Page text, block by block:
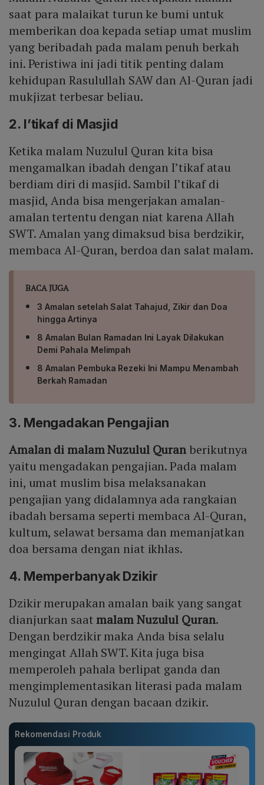
saat para malaikat turun ke bumi untuk
memberikan doa kepada setiap umat muslim
yang beribadah pada malam penuh berkah
ini. Peristiwa ini jadi titik penting dalam
kehidupan Rasulullah SAW dan Al-Quran jadi
mukjizat terbesar beliau.
2. I’tikaf di Masjid
Ketika malam Nuzulul Quran kita bisa
mengamalkan ibadah dengan I’tikaf atau
berdiam diri di masjid. Sambil I’tikaf di
masjid, Anda bisa mengerjakan amalan-
amalan tertentu dengan niat karena Allah
SWT. Amalan yang dimaksud bisa berdzikir,
membaca Al-Quran, berdoa dan salat malam.
BACA JUGA
3 Amalan setelah Salat Tahajud, Zikir dan Doa
hingga Artinya
8 Amalan Bulan Ramadan Ini Layak Dilakukan
Demi Pahala Melimpah
8 Amalan Pembuka Rezeki Ini Mampu Menambah
Berkah Ramadan
3. Mengadakan Pengajian
Amalan di malam Nuzulul Quranberikutnya
yaitu mengadakan pengajian. Pada malam
ini, umat muslim bisa melaksanakan
pengajian yang didalamnya ada rangkaian
ibadah bersama seperti membaca Al-Quran,
kultum, selawat bersama dan memanjatkan
doa bersama dengan niat ikhlas.
4. Memperbanyak Dzikir
Dzikir merupakan amalan baik yang sangat
dianjurkan saatmalam Nuzulul Quran.
Dengan berdzikir maka Anda bisa selalu
mengingat Allah SWT. Kita juga bisa
memperoleh pahala berlipat ganda dan
mengimplementasikan literasi pada malam
Nuzulul Quran dengan bacaan dzikir.
Rekomendasi Produk